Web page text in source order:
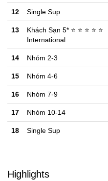
12 Single Sup
13
Khách Sạn 5* ⭐ ⭐ ⭐ ⭐ ⭐
International
14 Nhóm 2-3
15 Nhóm 4-6
16 Nhóm 7-9
17 Nhóm 10-14
18 Single Sup
Highlights